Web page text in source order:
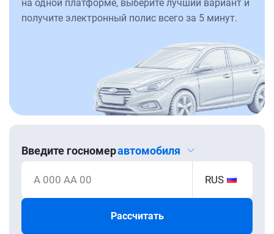
на одной платформе, выберите лучший вариант и
получите электронный полис всего за 5 минут.
Введите госномеравтомобиля
А 000 АА 00 RUS
Рассчитать